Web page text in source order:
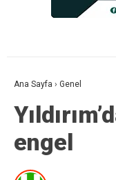
Ana Sayfa › Genel
engel